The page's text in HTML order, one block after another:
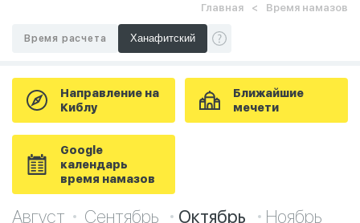
Главная Время намазов
Время расчета
Направление на
Киблу
Ближайшие
мечети
Google
календарь
время намазов
Август Сентябрь Октябрь Ноябрь